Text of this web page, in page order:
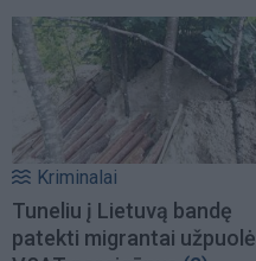
Kriminalai
Tuneliu į Lietuvą bandę
patekti migrantai užpuolė